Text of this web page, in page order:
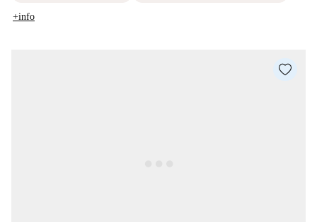
+info